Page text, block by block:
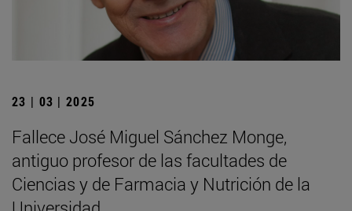
23 | 03 | 2025
Fallece José Miguel Sánchez Monge,
antiguo profesor de las facultades de
Ciencias y de Farmacia y Nutrición de la